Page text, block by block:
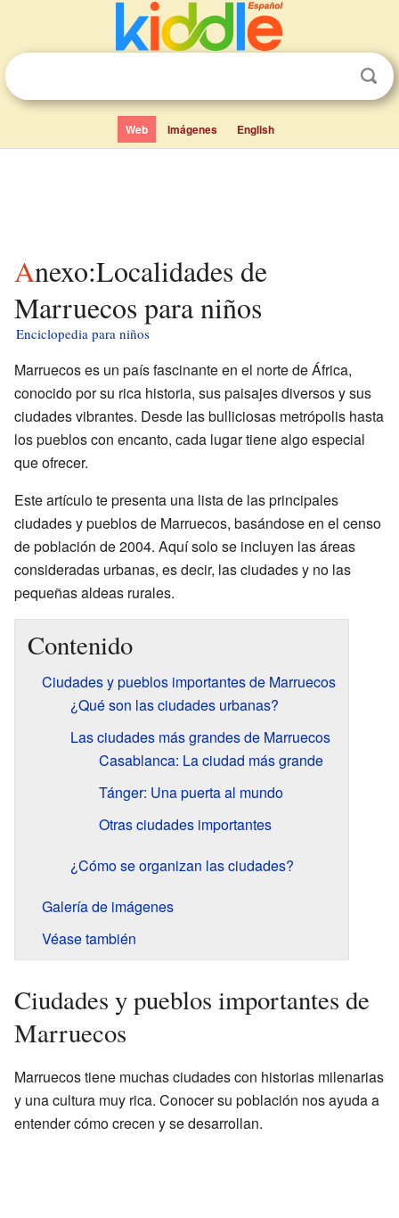
Web Imágenes English
Anexo:Localidades de
Marruecos para niños
Enciclopedia para niños
Marruecos es un país fascinante en el norte de África,
conocido por su rica historia, sus paisajes diversos y sus
ciudades vibrantes. Desde las bulliciosas metrópolis hasta
los pueblos con encanto, cada lugar tiene algo especial
que ofrecer.
Este artículo te presenta una lista de las principales
ciudades y pueblos de Marruecos, basándose en el censo
de población de 2004. Aquí solo se incluyen las áreas
consideradas urbanas, es decir, las ciudades y no las
pequeñas aldeas rurales.
Contenido
Ciudades y pueblos importantes de Marruecos
¿Qué son las ciudades urbanas?
Las ciudades más grandes de Marruecos
Casablanca: La ciudad más grande
Tánger: Una puerta al mundo
Otras ciudades importantes
¿Cómo se organizan las ciudades?
Galería de imágenes
Véase también
Ciudades y pueblos importantes de
Marruecos
Marruecos tiene muchas ciudades con historias milenarias
y una cultura muy rica. Conocer su población nos ayuda a
entender cómo crecen y se desarrollan.